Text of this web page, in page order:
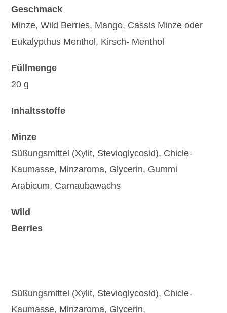
Geschmack
Minze, Wild Berries, Mango, Cassis Minze oder
Eukalypthus Menthol, Kirsch- Menthol
Füllmenge
20 g
Inhaltsstoffe
Minze
Süßungsmittel (Xylit, Stevioglycosid), Chicle-
Kaumasse, Minzaroma, Glycerin, Gummi
Arabicum, Carnaubawachs
Wild
Berries
Süßungsmittel (Xylit, Stevioglycosid), Chicle-
Kaumasse, Minzaroma, Glycerin,